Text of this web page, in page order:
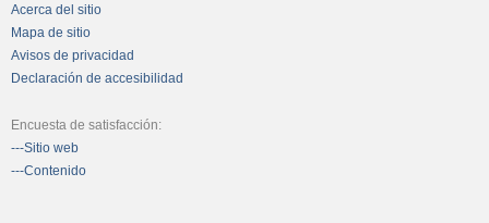
Acerca del sitio
Mapa de sitio
Avisos de privacidad
Declaración de accesibilidad
Encuesta de satisfacción:
---Sitio web
---Contenido